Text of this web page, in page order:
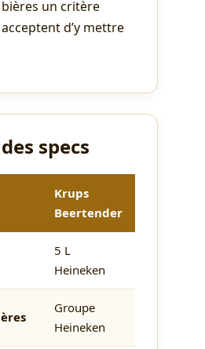
un critère
d’y mettre
specs
Krups
Beertender
5 L
Heineken
Groupe
Heineken